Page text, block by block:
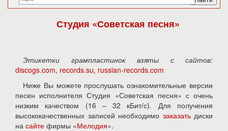
Студия «Советская песня»
Этикетки грампластинок взяты с сайтов:
discogs.com, records.su, russian-records.com
Ниже Вы можете прослушать ознакомительные версии
песен исполнителя Студия «Советская песня» с очень
низким качеством (16 – 32 кБит/с). Для получения
высококачественных записей необходимо заказатьдиски
на сайте фирмы «Мелодия».